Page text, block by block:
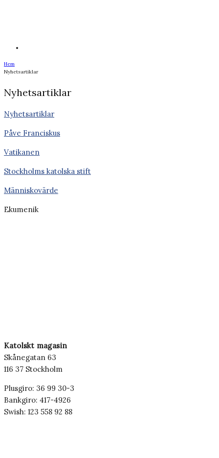
Hem
Nyhetsartiklar
Nyhetsartiklar
Nyhetsartiklar
Påve Franciskus
Vatikanen
Stockholms katolska stift
Människovärde
Ekumenik
Katolskt magasin
Skånegatan 63
116 37 Stockholm
Plusgiro: 36 99 30-3
Bankgiro: 417-4926
Swish: 123 558 92 88